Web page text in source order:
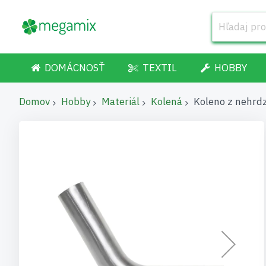
DOMÁCNOSŤ TEXTIL HOBBY
Domov Hobby Materiál Kolená Koleno z
obrázkov